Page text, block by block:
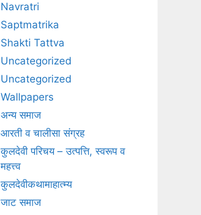
Navratri
Saptmatrika
Shakti Tattva
Uncategorized
Uncategorized
Wallpapers
अन्य समाज
आरती व चालीसा संग्रह
कुलदेवी परिचय – उत्पत्ति, स्वरूप व
महत्त्व
कुलदेवीकथामाहात्म्य
जाट समाज